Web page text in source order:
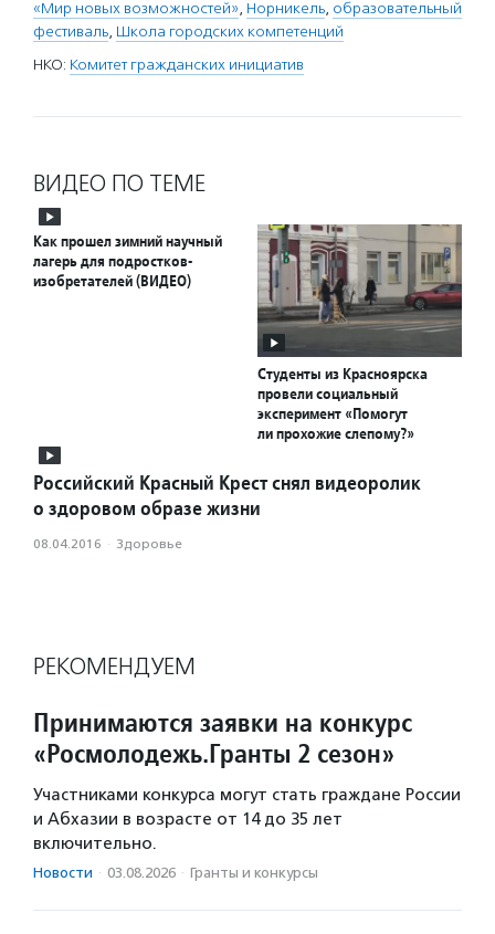
«Мир новых возможностей», Норникель, образовательный
фестиваль, Школа городских компетенций
НКО: Комитет гражданских инициатив
ВИДЕО ПО ТЕМЕ
Как прошел зимний научный
лагерь для подростков-
изобретателей (ВИДЕО)
Студенты из Красноярска
провели социальный
эксперимент «Помогут
ли прохожие слепому?»
Российский Красный Крест снял видеоролик
о здоровом образе жизни
08.04.2016 · Здоровье
РЕКОМЕНДУЕМ
Принимаются заявки на конкурс
«Росмолодежь.Гранты 2 сезон»
Участниками конкурса могут стать граждане России
и Абхазии в возрасте от 14 до 35 лет
включительно.
Новости · 03.08.2026 · Гранты и конкурсы